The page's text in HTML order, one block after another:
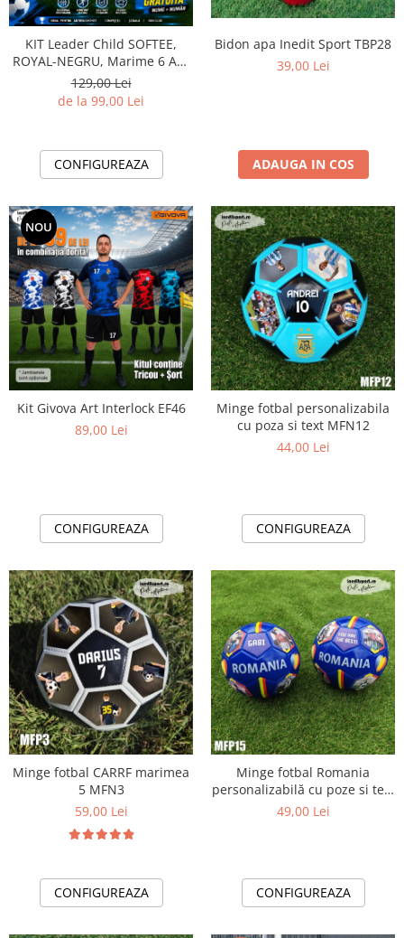
Bidoane si termosuri sportive
Sepci
Trofee
KIT Leader Child SOFTEE,
ROYAL-NEGRU, Marime 6 ANI
EF44
129,00 Lei
de la 99,00 Lei
CONFIGUREAZA
Bidon apa Inedit Sport TBP28
39,00 Lei
ADAUGA IN COS
NOU
Kit Givova Art Interlock EF46
89,00 Lei
CONFIGUREAZA
Minge fotbal personalizabila
cu poza si text MFN12
44,00 Lei
CONFIGUREAZA
Minge fotbal CARRF marimea
5 MFN3
59,00 Lei
CONFIGUREAZA
Minge fotbal Romania
personalizabilă cu poze si text
- MFN15
49,00 Lei
CONFIGUREAZA